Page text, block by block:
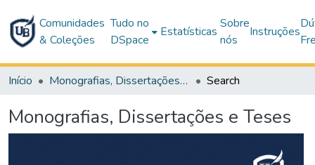
Comunidades
& Coleções
Tudo no
DSpace
Estatísticas
Sobre
nós
Instruções
Início Monografias, Dissertações e Teses Search
Monografias, Dissertações e Teses